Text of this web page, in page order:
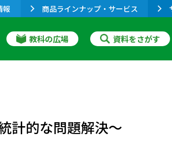
報 商品ラインナップ・サービス
教科の広場 資料をさがす
計的な問題解決～